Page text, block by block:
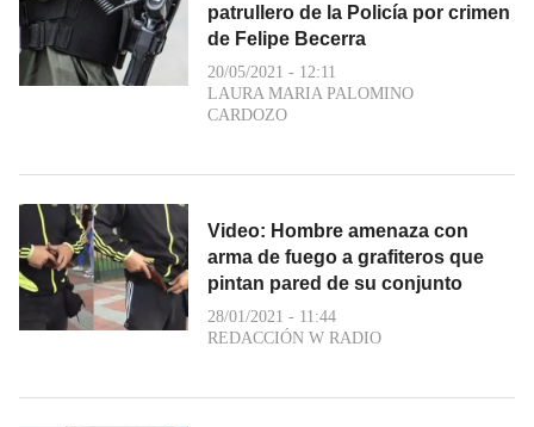
patrullero de la Policía por crimen
de Felipe Becerra
20/05/2021 - 12:11
LAURA MARIA PALOMINO
CARDOZO
Video: Hombre amenaza con
arma de fuego a grafiteros que
pintan pared de su conjunto
28/01/2021 - 11:44
REDACCIÓN W RADIO